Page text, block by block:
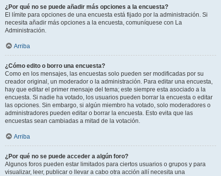
¿Por qué no se puede añadir más opciones a la encuesta?
El límite para opciones de una encuesta está fijado por la administración. Si
necesita añadir más opciones a la encuesta, comuníquese con La
Administración.
Arriba
¿Cómo edito o borro una encuesta?
Como en los mensajes, las encuestas solo pueden ser modificadas por su
creador original, un moderador o la administración. Para editar una encuesta,
hay que editar el primer mensaje del tema; este siempre esta asociado a la
encuesta. Si nadie ha votado, los usuarios pueden borrar la encuesta o editar
las opciones. Sin embargo, si algún miembro ha votado, solo moderadores o
administradores pueden editar o borrar la encuesta. Esto evita que las
encuestas sean cambiadas a mitad de la votación.
Arriba
¿Por qué no se puede acceder a algún foro?
Algunos foros pueden estar limitados para ciertos usuarios o grupos y para
visualizar, leer, publicar o llevar a cabo otra acción allí necesita una